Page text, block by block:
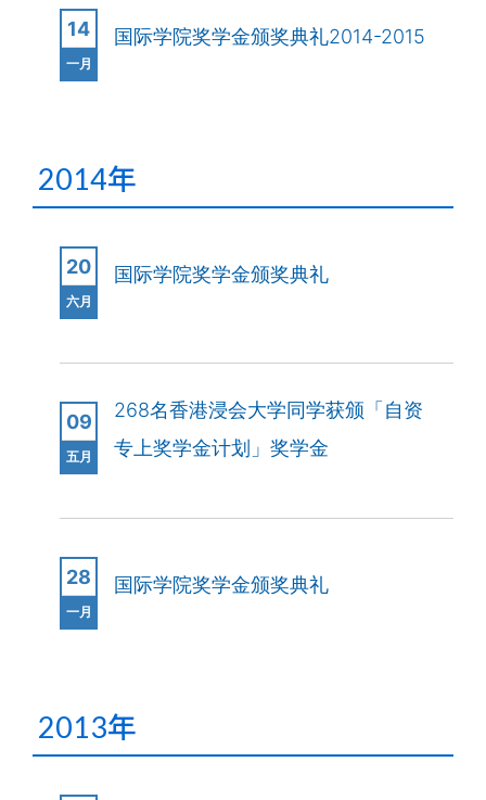
14
一月
国际学院奖学金颁奖典礼2014-2015
2014年
20
六月
国际学院奖学金颁奖典礼
09
五月
268名香港浸会大学同学获颁「自资
专上奖学金计划」奖学金
28
一月
国际学院奖学金颁奖典礼
2013年